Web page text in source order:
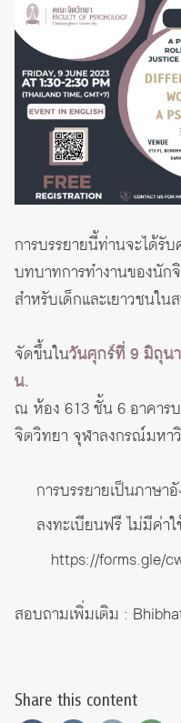
การบรรยายนี้ท่านจะได้รั
บทบาทการทำงานของนัก
สำหรับเด็กและเยาวชนใ
จัดขึ้นในวันศุกร์ที่ 9 มิถุน
น.
ณ ห้อง 613 ชั้น 6 อาคา
จิตวิทยา จุฬาลงกรณ์มหา
การบรรยายเป็นภาษา
ลงทะเบียนฟรี ไม่มีค่า
https://forms.gle/
สอบถามเพิ่มเติม :
Share this content